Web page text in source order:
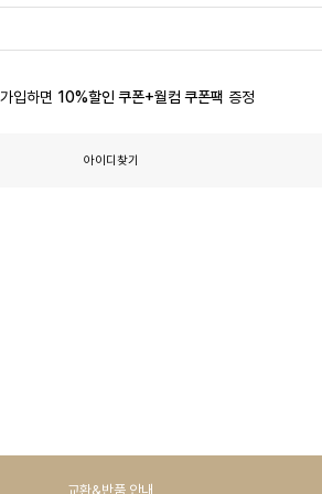
입하면 10%할인 쿠폰+월컴 쿠폰팩 증정
아이디찾기
교환&반품 안내